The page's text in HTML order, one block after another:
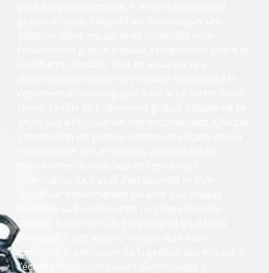
adapté, évitant ainsi le gaspillage et les dépôts
sauvages. Cette approche contribue à une
meilleure organisation de la gestion des métaux à
l’échelle du Le Tertre-Saint-Denis. Grâce à